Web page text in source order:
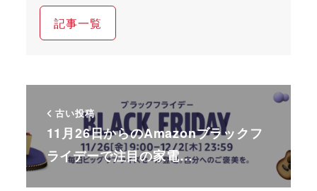
記事一覧
古い投稿
11月26日からのAmazonブラックフ
ライデーで注目の家電…